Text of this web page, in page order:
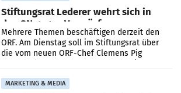
Stiftungsrat Lederer wehrt sich in
den SN gegen Vorwürfe
Mehrere Themen beschäftigen derzeit den
ORF. Am Dienstag soll im Stiftungsrat über
die vom neuen ORF-Chef Clemens Pig
MARKETING & MEDIA